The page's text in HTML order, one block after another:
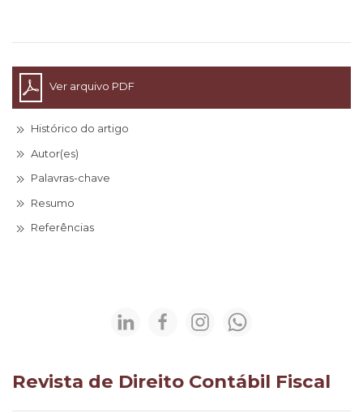
Ver arquivo PDF
Histórico do artigo
Autor(es)
Palavras-chave
Resumo
Referências
Revista de Direito Contábil Fiscal